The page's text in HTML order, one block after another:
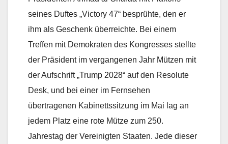
seines Duftes „Victory 47“ besprühte, den er
ihm als Geschenk überreichte. Bei einem
Treffen mit Demokraten des Kongresses stellte
der Präsident im vergangenen Jahr Mützen mit
der Aufschrift „Trump 2028“ auf den Resolute
Desk, und bei einer im Fernsehen
übertragenen Kabinettssitzung im Mai lag an
jedem Platz eine rote Mütze zum 250.
Jahrestag der Vereinigten Staaten. Jede dieser